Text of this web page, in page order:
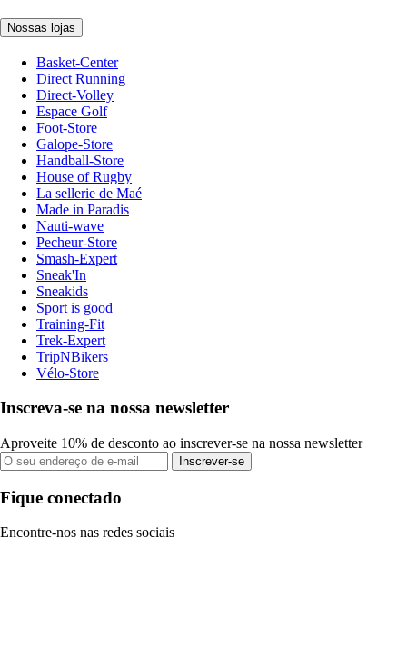
Nossas lojas
Basket-Center
Direct Running
Direct-Volley
Espace Golf
Foot-Store
Galope-Store
Handball-Store
House of Rugby
La sellerie de Maé
Made in Paradis
Nauti-wave
Pecheur-Store
Smash-Expert
Sneak'In
Sneakids
Sport is good
Training-Fit
Trek-Expert
TripNBikers
Vélo-Store
Inscreva-se na nossa newsletter
Aproveite 10% de desconto ao inscrever-se na nossa newsletter
Inscrever-se
Fique conectado
Encontre-nos nas redes sociais